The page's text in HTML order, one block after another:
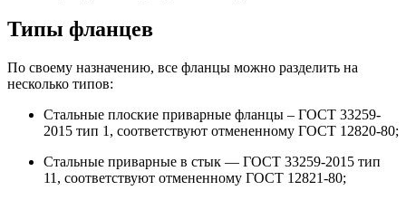
Типы фланцев
По своему назначению, все фланцы можно разделить на
несколько типов:
Стальные плоские приварные фланцы – ГОСТ 33259-
2015 тип 1, соответствуют отмененному ГОСТ 12820-80;
Стальные приварные в стык — ГОСТ 33259-2015 тип
11, соответствуют отмененному ГОСТ 12821-80;